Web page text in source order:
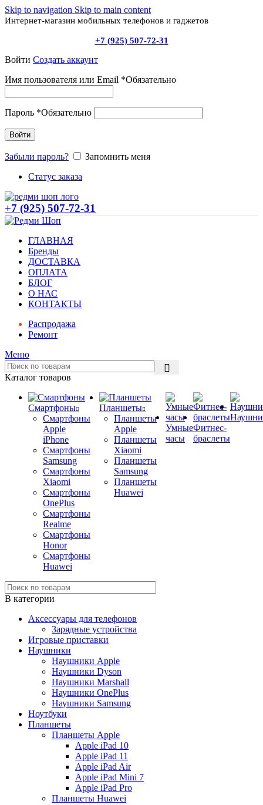
Skip to navigation Skip to main content
Интернет-магазин мобильных телефонов и гаджетов
+7 (925) 507-72-31
Войти Создать аккаунт
Имя пользователя или Email *Обязательно
Пароль *Обязательно
Войти
Забыли пароль?
Запомнить меня
Статус заказа
+7 (925) 507-72-31
ГЛАВНАЯ
Бренды
ДОСТАВКА
ОПЛАТА
БЛОГ
О НАС
КОНТАКТЫ
Распродажа
Ремонт
Меню
Каталог товаров
Смартфоны
Смартфоны
Apple
iPhone
Смартфоны
Samsung
Смартфоны
Xiaomi
Смартфоны
OnePlus
Смартфоны
Realme
Смартфоны
Honor
Смартфоны
Huawei
Планшеты
Планшеты
Apple
Планшеты
Xiaomi
Планшеты
Samsung
Планшеты
Huawei
Умные
часы
Фитнес-
браслеты
В категории
Аксессуары для телефонов
Зарядные устройства
Игровые приставки
Наушники
Наушники Apple
Наушники Dyson
Наушники Marshall
Наушники OnePlus
Наушники Samsung
Ноутбуки
Планшеты
Планшеты Apple
Apple iPad 10
Apple iPad 11
Apple iPad Air
Apple iPad Mini 7
Apple iPad Pro
Планшеты Huawei